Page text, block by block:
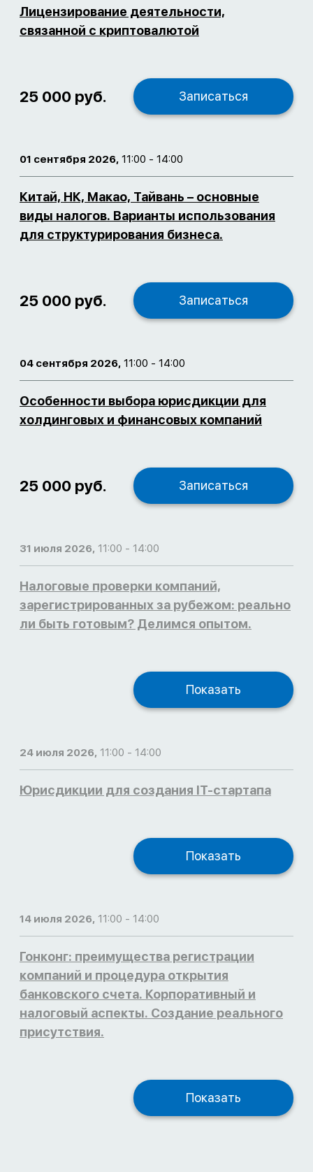
Лицензирование деятельности,
связанной с криптовалютой
25 000 руб. Записаться
01 сентября 2026, 11:00 - 14:00
Китай, НК, Макао, Тайвань – основные
виды налогов. Варианты использования
для структурирования бизнеса.
25 000 руб. Записаться
04 сентября 2026, 11:00 - 14:00
Особенности выбора юрисдикции для
холдинговых и финансовых компаний
25 000 руб. Записаться
31 июля 2026, 11:00 - 14:00
Налоговые проверки компаний,
зарегистрированных за рубежом: реально
ли быть готовым? Делимся опытом.
Показать
24 июля 2026, 11:00 - 14:00
Юрисдикции для создания IT-стартапа
Показать
14 июля 2026, 11:00 - 14:00
Гонконг: преимущества регистрации
компаний и процедура открытия
банковского счета. Корпоративный и
налоговый аспекты. Создание реального
присутствия.
Показать